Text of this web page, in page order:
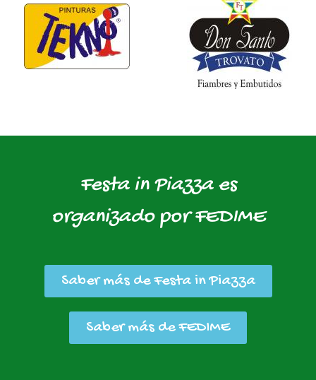
Festa in Piazza es
organizado por FEDIME
Saber más de Festa in Piazza
Saber más de FEDIME